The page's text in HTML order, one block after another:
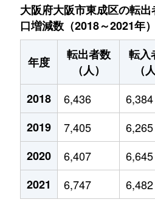
大阪府大阪市東成区の転
口増減数（2018～2021年）
年度
転出者数
（人）
転入
（
2018
6,436 6,384
2019
7,405 6,265
2020
6,407 6,645
2021
6,747 6,482